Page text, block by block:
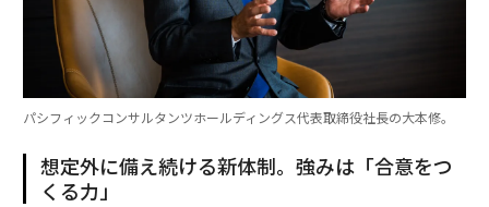
パシフィックコンサルタンツホールディングス代表取締役社長の大本修。
想定外に備え続ける新体制。強みは「合意をつ
くる力」